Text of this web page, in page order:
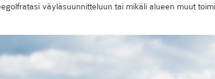
väyläsuunnitteluun tai mikäli alueen muut